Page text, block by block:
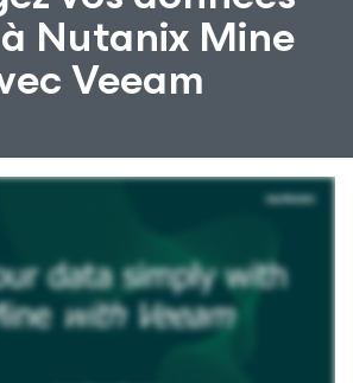
Nutanix Mine
Veeam